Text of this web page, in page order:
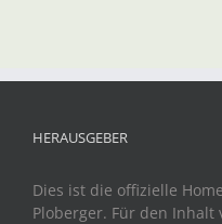
HERAUSGEBER
Dies ist die offizielle
Ploberger. Für den Inhalt